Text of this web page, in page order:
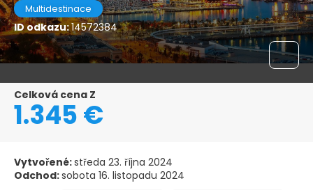
Multidestinace
ID odkazu:14572384
Celková cena Z
1.345 €
Vytvořené:středa 23. října 2024
Odchod:sobota 16. listopadu 2024